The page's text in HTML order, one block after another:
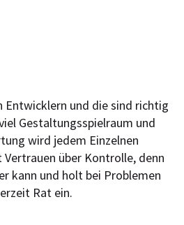
Entwicklern und die sind richtig
Gestaltungsspielraum und
wird jedem Einzelnen
Vertrauen über Kontrolle, denn
kann und holt bei Problemen
Rat ein.